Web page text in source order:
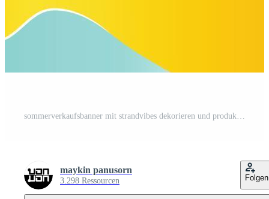
sommerverkaufsbanner mit strandvibes dekorieren und produktpräsentation in zylindrischer form Pro Vektor
maykin panusorn
3.298 Ressourcen Folgen